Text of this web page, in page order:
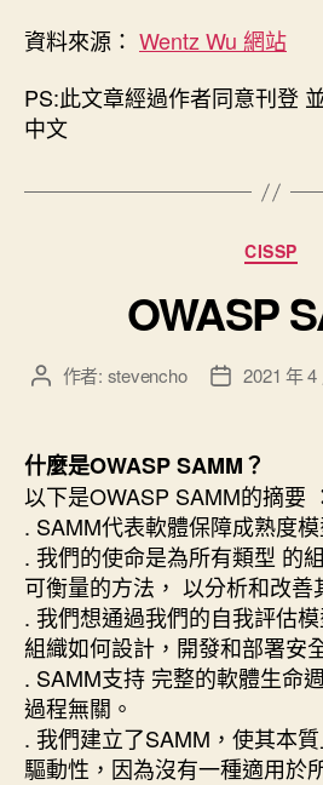
資料來源： Wentz Wu 網站
PS:此文章經過作者同意刊登
中文
分
類
CISSP
OWASP
文
者
作者: stevencho
文
佈
期
2021 年 4
什麼是OWASP SAMM？
以下是OWASP SAMM的摘要
. SAMM代表軟體保障成熟度模
. 我們的使命是為所有類型 的
可衡量的方法， 以分析和改善
. 我們想通過我們的自我評估
組織如何設計，開發和部署安
. SAMM支持 完整的軟體生命
過程無關。
. 我們建立了SAMM，使其本
驅動性，因為沒有一種適用於